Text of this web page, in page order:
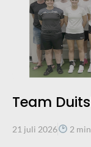
Team
21 juli 2026 2